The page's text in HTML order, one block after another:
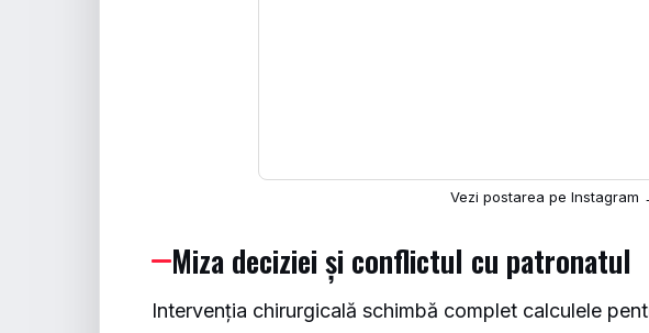
Vezi postarea pe Instagram
Miza deciziei și conflictul cu patronatul
Intervenția chirurgicală schimbă complet calculele